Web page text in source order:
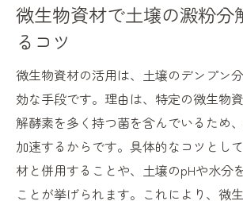
微生物資材で土壌の澱粉分
るコツ
微生物資材の活用は、土壌のデンプン
効な手段です。理由は、特定の微生物
解酵素を多く持つ菌を含んでいるため
加速するからです。具体的なコツとし
材と併用することや、土壌のpHや水分
ことが挙げられます。これにより、微